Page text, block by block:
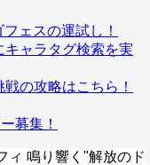
ェスの運試し！
キャラタグ検索を実
の攻略はこちら！
募集！
ィ 鳴り響く"解放のド